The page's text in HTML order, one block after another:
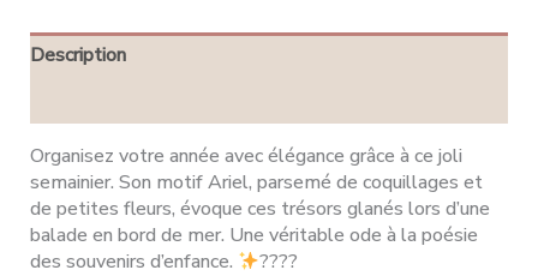
Description
Organisez votre année avec élégance grâce à ce joli
semainier. Son motif Ariel, parsemé de coquillages et
de petites fleurs, évoque ces trésors glanés lors d’une
balade en bord de mer. Une véritable ode à la poésie
des souvenirs d’enfance.
????